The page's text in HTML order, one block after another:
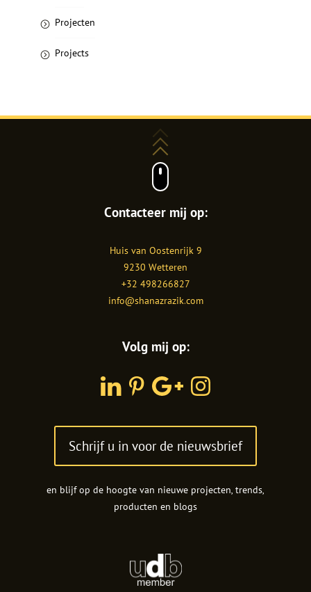
Projecten
Projects
Contacteer mij op:
Huis van Oostenrijk 9
9230 Wetteren
+32 498266827
info@shanazrazik.com
Volg mij op:
LinkedInPinterestGoogle
Instagram
Schrijf u in voor de nieuwsbrief
en blijf op de hoogte van nieuwe projecten, trends,
producten en blogs